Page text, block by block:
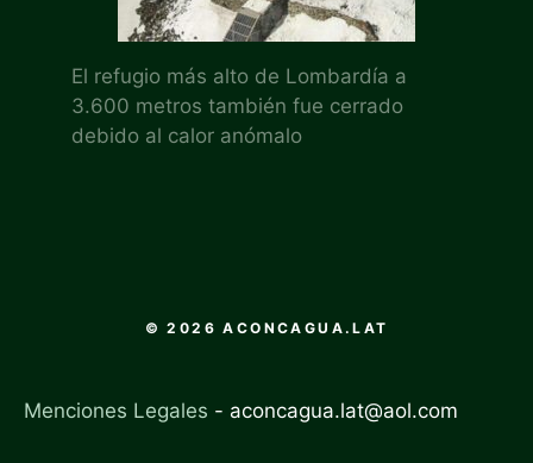
El refugio más alto de Lombardía a
3.600 metros también fue cerrado
debido al calor anómalo
© 2026 ACONCAGUA.LAT
Menciones Legales - aconcagua.lat@aol.com